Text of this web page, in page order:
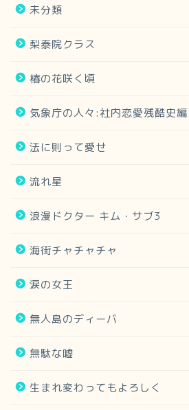
未分類
梨泰院クラス
椿の花咲く頃
気象庁の人々:社内恋愛残酷史編
法に則って愛せ
流れ星
浪漫ドクター キム・サブ3
海街チャチャチャ
涙の女王
無人島のディーバ
無駄な嘘
生まれ変わってもよろしく